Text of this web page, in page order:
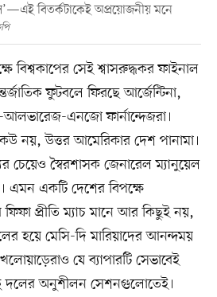
বিতর্কটাকেই অপ্রয়োজনীয় মনে
বিশ্বকাপের সেই শ্বাসরুদ্ধকর ফাইনাল
ফুটবলে ফিরছে আর্জেন্টিনা,
আলভারেজ-এনজো ফার্নান্দেজরা।
নয়, উত্তর আমেরিকার দেশ পানামা।
চেয়েও স্বৈরশাসক জেনারেল ম্যানুয়েল
এমন একটি দেশের বিপক্ষে
ফিফা প্রীতি ম্যাচ মানে আর কিছুই নয়,
হয়ে মেসি-দি মারিয়াদের আনন্দময়
যে ব্যাপারটি সেভাবেই
দলের অনুশীলন সেশনগুলোতেই।